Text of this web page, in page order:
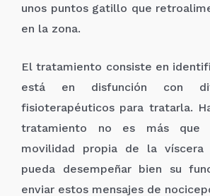
unos puntos gatillo que
en la zona.
El tratamiento consiste en
está en disfunción con
fisioterapéuticos para tratarla.
tratamiento no es más que
movilidad propia de la
pueda desempeñar bien su
enviar estos mensajes de